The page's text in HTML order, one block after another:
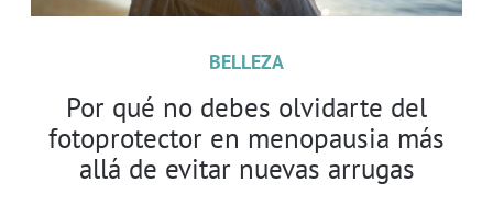
BELLEZA
Por qué no debes olvidarte del
fotoprotector en menopausia más
allá de evitar nuevas arrugas